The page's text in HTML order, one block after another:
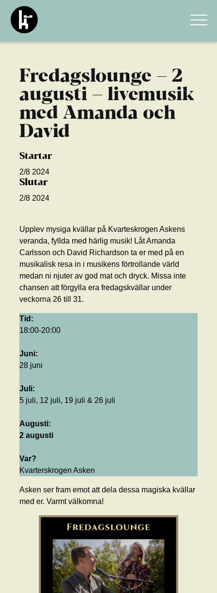
Fredagslounge – 2
augusti – livemusik
med Amanda och
David
Startar
2/8 2024
Slutar
2/8 2024
Upplev mysiga kvällar på Kvarteskrogen Askens
veranda, fyllda med härlig musik! Låt Amanda
Carlsson och David Richardson ta er med på en
musikalisk resa in i musikens förtrollande värld
medan ni njuter av god mat och dryck. Missa inte
chansen att förgylla era fredagskvällar under
veckorna 26 till 31.
Tid:
18:00-20:00
Juni:
28 juni
Juli:
5 juli, 12 juli, 19 juli & 26 juli
Augusti:
2 augusti
Var?
Kvarterskrogen Asken
Asken ser fram emot att dela dessa magiska kvällar
med er. Varmt välkomna!